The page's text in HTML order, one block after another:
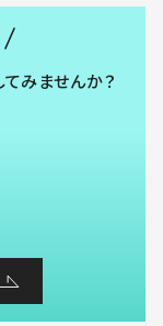
みませんか？